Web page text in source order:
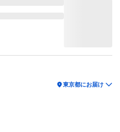
location_on東京都にお届け